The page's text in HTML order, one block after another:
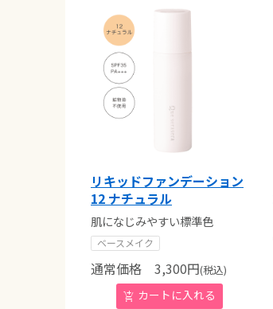
リキッドファンデーション
12 ナチュラル
肌になじみやすい標準色
ベースメイク
通常価格 3,300円(税込)